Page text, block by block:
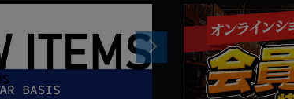
Next